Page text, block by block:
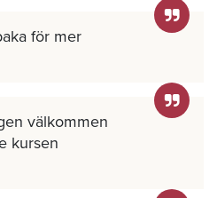
för mer
välkommen
kursen